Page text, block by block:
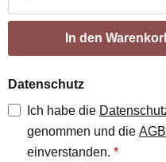
In den
Datenschutz
Ich habe die
genommen und die AGB
einverstanden. *